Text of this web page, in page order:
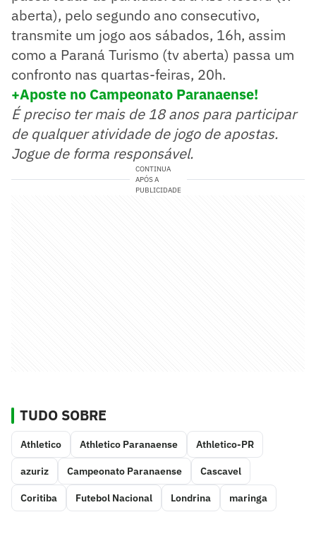
aberta), pelo segundo ano consecutivo,
transmite um jogo aos sábados, 16h, assim
como a Paraná Turismo (tv aberta) passa um
confronto nas quartas-feiras, 20h.
+Aposte no Campeonato Paranaense!
É preciso ter mais de 18 anos para participar
de qualquer atividade de jogo de apostas.
Jogue de forma responsável.
CONTINUA
APÓS A
PUBLICIDADE
TUDO SOBRE
Athletico Athletico Paranaense Athletico-PR
azuriz Campeonato Paranaense Cascavel
Coritiba Futebol Nacional Londrina maringa